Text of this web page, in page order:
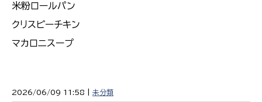
米粉ロールパン
クリスピーチキン
マカロニスープ
2026/06/09 11:58 | 未分類